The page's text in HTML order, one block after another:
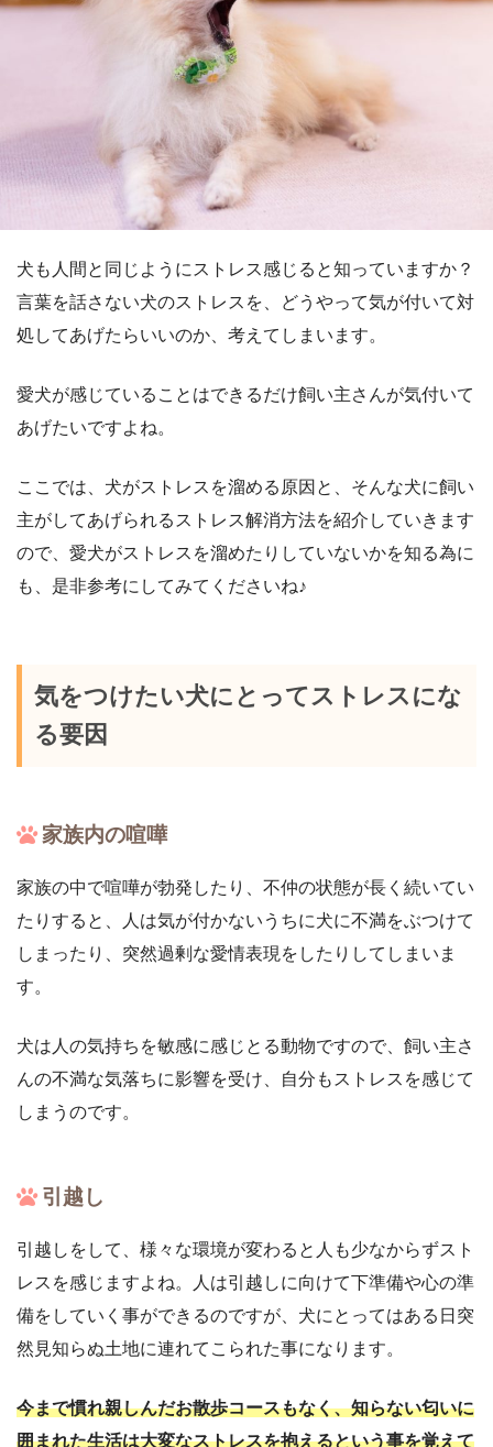
犬も人間と同じようにストレス感じると知っていますか？
言葉を話さない犬のストレスを、どうやって気が付いて対
処してあげたらいいのか、考えてしまいます。
愛犬が感じていることはできるだけ飼い主さんが気付いて
あげたいですよね。
ここでは、犬がストレスを溜める原因と、そんな犬に飼い
主がしてあげられるストレス解消方法を紹介していきます
ので、愛犬がストレスを溜めたりしていないかを知る為に
も、是非参考にしてみてくださいね♪
気をつけたい犬にとってストレスにな
る要因
家族内の喧嘩
家族の中で喧嘩が勃発したり、不仲の状態が長く続いてい
たりすると、人は気が付かないうちに犬に不満をぶつけて
しまったり、突然過剰な愛情表現をしたりしてしまいま
す。
犬は人の気持ちを敏感に感じとる動物ですので、飼い主さ
んの不満な気落ちに影響を受け、自分もストレスを感じて
しまうのです。
引越し
引越しをして、様々な環境が変わると人も少なからずスト
レスを感じますよね。人は引越しに向けて下準備や心の準
備をしていく事ができるのですが、犬にとってはある日突
然見知らぬ土地に連れてこられた事になります。
今まで慣れ親しんだお散歩コースもなく、知らない匂いに
囲まれた生活は大変なストレスを抱えるという事を覚えて